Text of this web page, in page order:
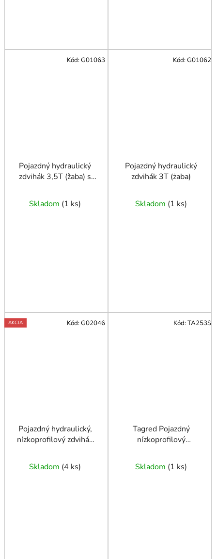
Pojazdný hydraulický
zdvihák 3,5T (žaba) s
Skladom (1 ks)
Kód:G01063
Pojazdný hydraulický
zdvihák 3T (żaba)
Skladom (1 ks)
Kód:G01062
AKCIA
Pojazdný hydraulický,
nízkoprofilový zdvihák
Skladom (4 ks)
Kód:G02046
Tagred Pojazdný
nízkoprofilový
2,5T - žaba
Skladom (1 ks)
Kód:TA253S